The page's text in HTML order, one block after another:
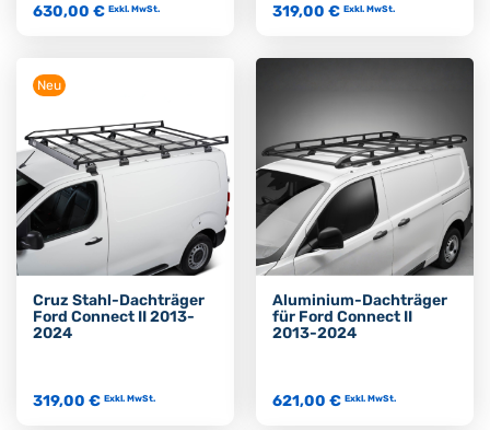
630,00 € Exkl. MwSt. 319,00 € Exkl. MwSt.
Neu
Cruz Stahl-Dachträger
Ford Connect II 2013-
2024
319,00 € Exkl. MwSt.
Aluminium-Dachträger
für Ford Connect II
2013-2024
621,00 € Exkl. MwSt.